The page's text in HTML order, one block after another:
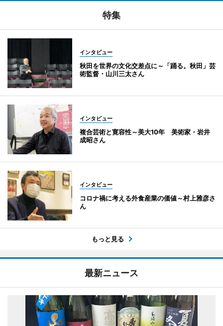
特集
インタビュー
秋田を世界の文化交差点に～「踊る。秋田」芸
術監督・山川三太さん
インタビュー
複合芸術と寛容性～美大10年 美術家・岩井
成昭さん
インタビュー
コロナ禍に考える外食産業の価値～村上雅彦さ
ん
もっと見る
最新ニュース